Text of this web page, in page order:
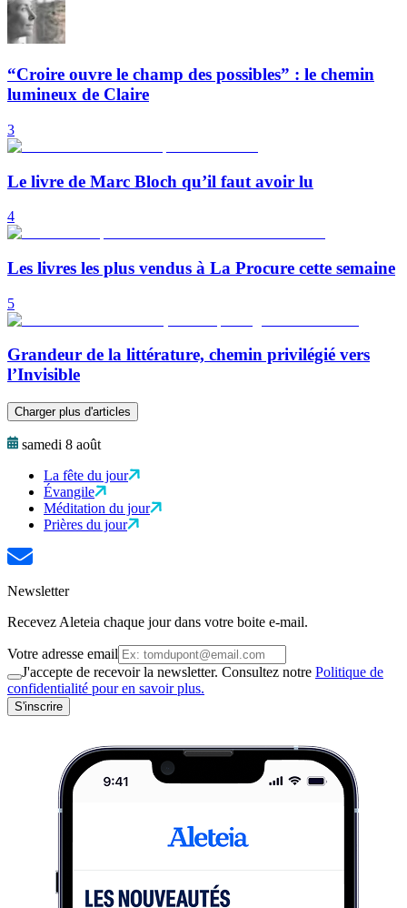
“Croire ouvre le champ des possibles” : le chemin
lumineux de Claire
3
Le livre de Marc Bloch qu’il faut avoir lu
4
Les livres les plus vendus à La Procure cette semaine
5
Grandeur de la littérature, chemin privilégié vers
l’Invisible
Charger plus d'articles
samedi 8 août
La fête du jour
Évangile
Méditation du jour
Prières du jour
Newsletter
Recevez Aleteia chaque jour dans votre boite e-mail.
Votre adresse email
J'accepte de recevoir la newsletter. Consultez notre Politique de
confidentialité pour en savoir plus.
S'inscrire